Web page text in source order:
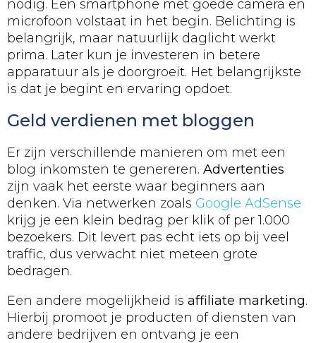
nodig. Een smartphone met goede camera en
microfoon volstaat in het begin. Belichting is
belangrijk, maar natuurlijk daglicht werkt
prima. Later kun je investeren in betere
apparatuur als je doorgroeit. Het belangrijkste
is dat je begint en ervaring opdoet.
Geld verdienen met bloggen
Er zijn verschillende manieren om met een
blog inkomsten te genereren. Advertenties
zijn vaak het eerste waar beginners aan
denken. Via netwerken zoals Google AdSense
krijg je een klein bedrag per klik of per 1.000
bezoekers. Dit levert pas echt iets op bij veel
traffic, dus verwacht niet meteen grote
bedragen.
Een andere mogelijkheid is affiliate marketing.
Hierbij promoot je producten of diensten van
andere bedrijven en ontvang je een